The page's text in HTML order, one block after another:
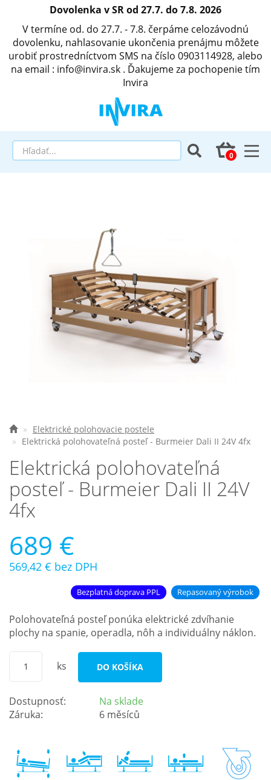
Dovolenka v SR od 27.7. do 7.8. 2026
V termíne od. do 27.7. - 7.8. čerpáme celozávodnú
dovolenku, nahlasovanie ukončenia prenájmu môžete
urobiť prostredníctvom SMS na číslo 0903114928, alebo
na email : info@invira.sk . Ďakujeme za pochopenie tím
Invira
Elektrické vozíky
Ostatné pomôcky
Zdravotnícke prístroje
Najčastejšie otázky
O spoločnosti
Kontakt
Elektrické polohovacie postele
Elektrická polohovateľná posteľ - Burmeier Dali II 24V 4fx
Elektrická polohovateľná
posteľ - Burmeier Dali II 24V
4fx
689 €
569,42 € bez DPH
Bezplatná doprava PPL Repasovaný výrobok
Polohovateľná posteľ ponúka elektrické zdvíhanie
plochy na spanie, operadla, nôh a individuálny náklon.
ks DO KOŠÍKA
Dostupnosť:
Na sklade
Záruka:
6 měsíců